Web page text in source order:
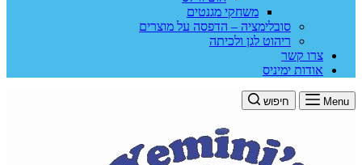
משחקי מגנטים
סובלימציה – הדפסה על מוצרים
ריהוט לגן ולכיתה
צרו קשר
אודות ימיניס
Menu חיפוש